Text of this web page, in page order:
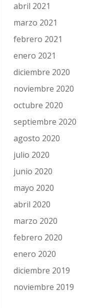
abril 2021
marzo 2021
febrero 2021
enero 2021
diciembre 2020
noviembre 2020
octubre 2020
septiembre 2020
agosto 2020
julio 2020
junio 2020
mayo 2020
abril 2020
marzo 2020
febrero 2020
enero 2020
diciembre 2019
noviembre 2019